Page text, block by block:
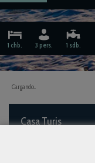
1 chb. 3 pers. 1 sdb.
Cargando...
Casa Turis